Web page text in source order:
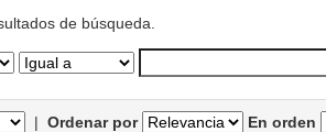
de búsqueda.
| Ordenar por En orden